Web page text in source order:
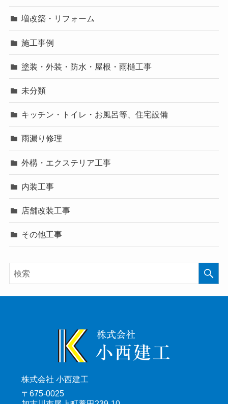
増改築・リフォーム
施工事例
塗装・外装・防水・屋根・雨樋工事
未分類
キッチン・トイレ・お風呂等、住宅設備
雨漏り修理
外構・エクステリア工事
内装工事
店舗改装工事
その他工事
株式会社 小西建工
〒675-0025